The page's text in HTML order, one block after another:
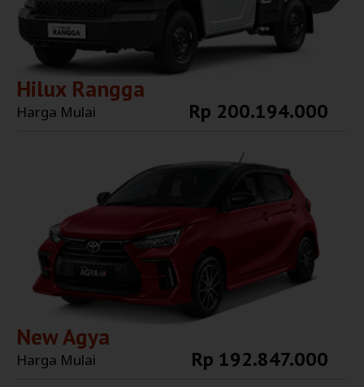
Hilux Rangga
Harga Mulai Rp 200.194.000
New Agya
Harga Mulai Rp 192.847.000